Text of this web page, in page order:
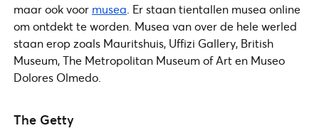
maar ook voor musea . Er staan tientallen musea online
om ontdekt te worden. Musea van over de hele werled
staan erop zoals Mauritshuis, Uffizi Gallery, British
Museum, The Metropolitan Museum of Art en Museo
Dolores Olmedo.
The Getty